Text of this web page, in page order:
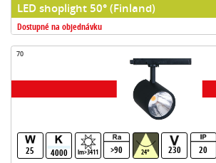
LED shoplight 50° (Finland)
Dostupné na objednávku
70
25 4000 lm>3411 >90 24° 230 20